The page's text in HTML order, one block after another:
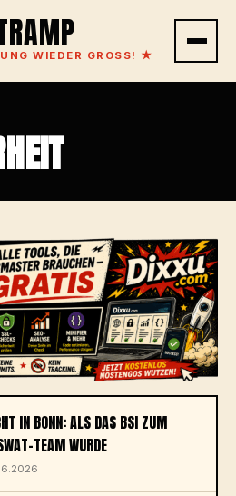
WIEDER GROSS! ★
IN BONN: ALS DAS BSI ZUM
TEAM WURDE